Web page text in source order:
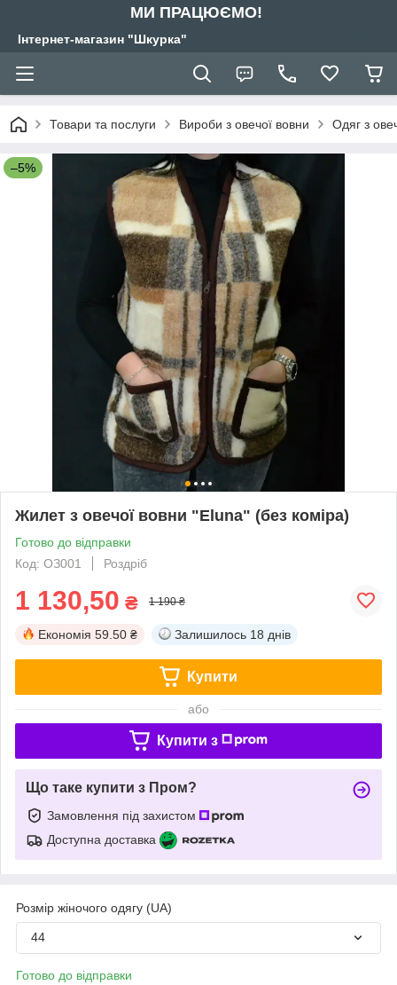
МИ ПРАЦЮЄМО!
Інтернет-магазин "Шкурка"
Товари та послуги Вироби з овечої вовни Одяг з
–5%
Жилет з овечої вовни "Eluna" (без коміра)
Готово до відправки
Код: ОЗ001
Роздріб
1 130,50 ₴ 1 190 ₴
Економія 59.50 ₴ Залишилось 18 днів
Купити
або
Купити з
Що таке купити з Пром?
Замовлення під захистом
Доступна доставка
Розмір жіночого одягу (UA)
44
Готово до відправки